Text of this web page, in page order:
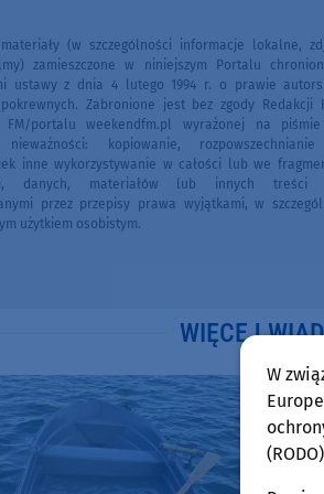
(w szczególności informacje lokalne,
zamieszczone w niniejszym Portalu
ustawy z dnia 4 lutego 1994 r. o prawie
Zabronione jest bez zgody Redakcji
FM/portalu weekendfm.pl wyrażonej na
nieważności: kopiowanie,
inne wykorzystywanie w całości lub we
danych, materiałów lub innych treści
przez przepisy prawa wyjątkami, w
użytkiem osobistym.
WIĘCEJ
W